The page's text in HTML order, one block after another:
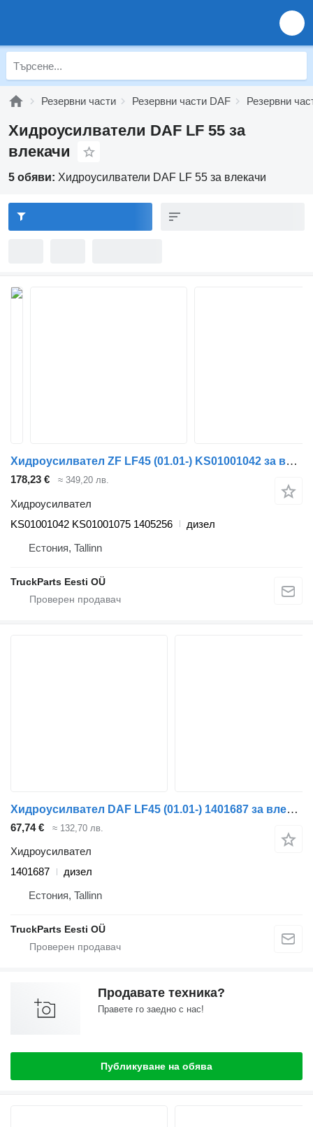
Резервни части Резервни части DAF Резервни
Хидроусилватели DAF LF 55 за
влекачи
5 обяви: Хидроусилватели DAF LF 55 за влекачи
Хидроусилвател ZF LF45 (01.01-) KS01001042 за влекач DAF LF45, LF55, LF180, CF65, CF75, CF85 (2001-)
178,23 € ≈ 349,20 лв.
Хидроусилвател
KS01001042 KS01001075 1405256
дизел
Естония, Tallinn
TruckParts Eesti OÜ
Хидроусилвател DAF LF45 (01.01-) 1401687 за влекач DAF LF45, LF55, LF180, CF65, CF75, CF85 (2001-)
67,74 € ≈ 132,70 лв.
Хидроусилвател
1401687
дизел
Естония, Tallinn
TruckParts Eesti OÜ
Продавате техника?
Правете го заедно с нас!
Публикуване на обява